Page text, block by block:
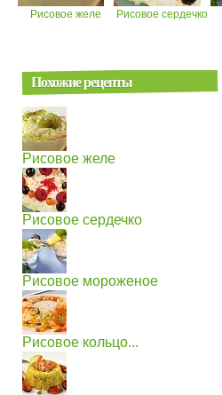
Рисовое желе Рисовое сердечко
Похожие рецепты
Рисовое желе
Рисовое сердечко
Рисовое мороженое
Рисовое кольцо...